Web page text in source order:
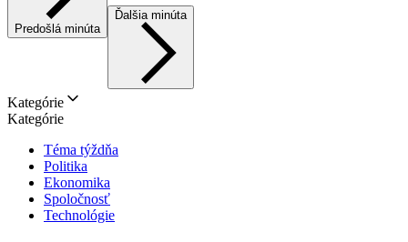
Predošlá minúta
Ďalšia minúta
Kategórie
Kategórie
Téma týždňa
Politika
Ekonomika
Spoločnosť
Technológie